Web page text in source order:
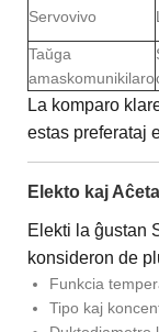
Servovivo
Taŭga
amaskomunikilaro
La komparo
estas preferataj
Elekto kaj
Elekti la ĝustan
konsideron de
Funkcia
Tipo kaj